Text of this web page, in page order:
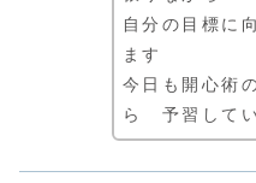
自分の目標に
ます
今日も開心術
ら 予習して